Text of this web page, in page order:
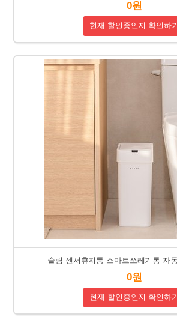
0원
현재 할인중인지 확인하
슬림 센서휴지통 스마트쓰레기통 자
0원
현재 할인중인지 확인하